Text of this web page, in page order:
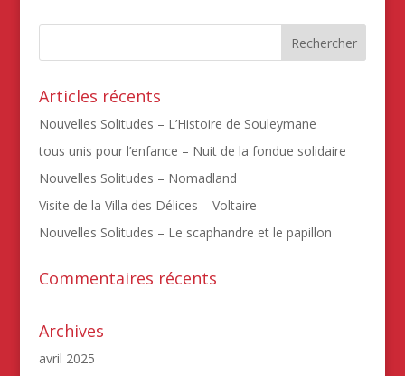
Articles récents
Nouvelles Solitudes – L’Histoire de Souleymane
tous unis pour l’enfance – Nuit de la fondue solidaire
Nouvelles Solitudes – Nomadland
Visite de la Villa des Délices – Voltaire
Nouvelles Solitudes – Le scaphandre et le papillon
Commentaires récents
Archives
avril 2025